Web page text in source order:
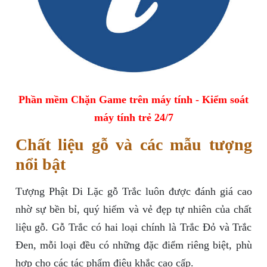
Phần mềm Chặn Game trên máy tính - Kiểm soát
máy tính trẻ 24/7
Chất liệu gỗ và các mẫu tượng
nổi bật
Tượng Phật Di Lặc gỗ Trắc luôn được đánh giá cao
nhờ sự bền bỉ, quý hiếm và vẻ đẹp tự nhiên của chất
liệu gỗ. Gỗ Trắc có hai loại chính là Trắc Đỏ và Trắc
Đen, mỗi loại đều có những đặc điểm riêng biệt, phù
hợp cho các tác phẩm điêu khắc cao cấp.